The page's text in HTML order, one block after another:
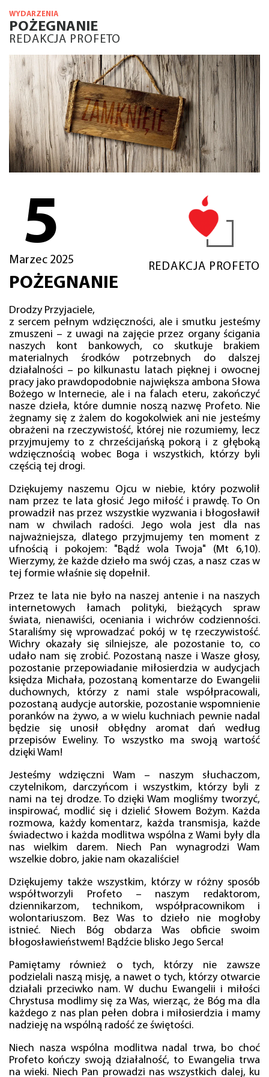
WYDARZENIA
POŻEGNANIE
REDAKCJA PROFETO
5
Marzec 2025
REDAKCJA PROFETO
POŻEGNANIE
Drodzy Przyjaciele,
z sercem pełnym wdzięczności, ale i smutku jesteśmy
zmuszeni – z uwagi na zajęcie przez organy ścigania
naszych kont bankowych, co skutkuje brakiem
materialnych środków potrzebnych do dalszej
działalności – po kilkunastu latach pięknej i owocnej
pracy jako prawdopodobnie największa ambona Słowa
Bożego w Internecie, ale i na falach eteru, zakończyć
nasze dzieła, które dumnie noszą nazwę Profeto. Nie
żegnamy się z żalem do kogokolwiek ani nie jesteśmy
obrażeni na rzeczywistość, której nie rozumiemy, lecz
przyjmujemy to z chrześcijańską pokorą i z głęboką
wdzięcznością wobec Boga i wszystkich, którzy byli
częścią tej drogi.
Dziękujemy naszemu Ojcu w niebie, który pozwolił
nam przez te lata głosić Jego miłość i prawdę. To On
prowadził nas przez wszystkie wyzwania i błogosławił
nam w chwilach radości. Jego wola jest dla nas
najważniejsza, dlatego przyjmujemy ten moment z
ufnością i pokojem: "Bądź wola Twoja" (Mt 6,10).
Wierzymy, że każde dzieło ma swój czas, a nasz czas w
tej formie właśnie się dopełnił.
Przez te lata nie było na naszej antenie i na naszych
internetowych łamach polityki, bieżących spraw
świata, nienawiści, oceniania i wichrów codzienności.
Staraliśmy się wprowadzać pokój w tę rzeczywistość.
Wichry okazały się silniejsze, ale pozostanie to, co
udało nam się zrobić. Pozostaną nasze i Wasze głosy,
pozostanie przepowiadanie miłosierdzia w audycjach
księdza Michała, pozostaną komentarze do Ewangelii
duchownych, którzy z nami stale współpracowali,
pozostaną audycje autorskie, pozostanie wspomnienie
poranków na żywo, a w wielu kuchniach pewnie nadal
będzie się unosił obłędny aromat dań według
przepisów Eweliny. To wszystko ma swoją wartość
dzięki Wam!
Jesteśmy wdzięczni Wam – naszym słuchaczom,
czytelnikom, darczyńcom i wszystkim, którzy byli z
nami na tej drodze. To dzięki Wam mogliśmy tworzyć,
inspirować, modlić się i dzielić Słowem Bożym. Każda
rozmowa, każdy komentarz, każda transmisja, każde
świadectwo i każda modlitwa wspólna z Wami były dla
nas wielkim darem. Niech Pan wynagrodzi Wam
wszelkie dobro, jakie nam okazaliście!
Dziękujemy także wszystkim, którzy w różny sposób
współtworzyli Profeto – naszym redaktorom,
dziennikarzom, technikom, współpracownikom i
wolontariuszom. Bez Was to dzieło nie mogłoby
istnieć. Niech Bóg obdarza Was obficie swoim
błogosławieństwem! Bądźcie blisko Jego Serca!
Pamiętamy również o tych, którzy nie zawsze
podzielali naszą misję, a nawet o tych, którzy otwarcie
działali przeciwko nam. W duchu Ewangelii i miłości
Chrystusa modlimy się za Was, wierząc, że Bóg ma dla
każdego z nas plan pełen dobra i miłosierdzia i mamy
nadzieję na wspólną radość ze świętości.
Niech nasza wspólna modlitwa nadal trwa, bo choć
Profeto kończy swoją działalność, to Ewangelia trwa
na wieki. Niech Pan prowadzi nas wszystkich dalej, ku